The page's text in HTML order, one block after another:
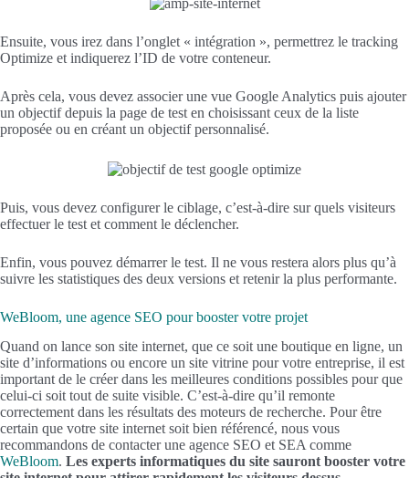
Ensuite, vous irez dans l’onglet « intégration », permettrez le tracking
Optimize et indiquerez l’ID de votre conteneur.
Après cela, vous devez associer une vue Google Analytics puis ajouter
un objectif depuis la page de test en choisissant ceux de la liste
proposée ou en créant un objectif personnalisé.
Puis, vous devez configurer le ciblage, c’est-à-dire sur quels visiteurs
effectuer le test et comment le déclencher.
Enfin, vous pouvez démarrer le test. Il ne vous restera alors plus qu’à
suivre les statistiques des deux versions et retenir la plus performante.
WeBloom, une agence SEO pour booster votre projet
Quand on lance son site internet, que ce soit une boutique en ligne, un
site d’informations ou encore un site vitrine pour votre entreprise, il est
important de le créer dans les meilleures conditions possibles pour que
celui-ci soit tout de suite visible. C’est-à-dire qu’il remonte
correctement dans les résultats des moteurs de recherche. Pour être
certain que votre site internet soit bien référencé, nous vous
recommandons de contacter une agence SEO et SEA comme
WeBloom. Les experts informatiques du site sauront booster votre